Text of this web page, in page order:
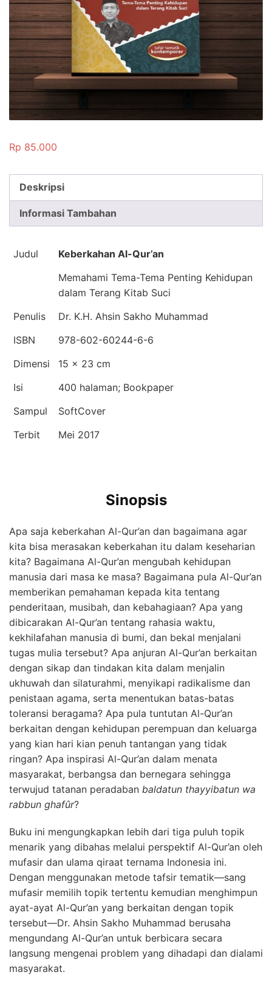
Rp 85.000
Deskripsi
Informasi Tambahan
Judul
Keberkahan Al-Qur’an
Memahami Tema-Tema Penting Kehidupan
dalam Terang Kitab Suci
Penulis
Dr. K.H. Ahsin Sakho Muhammad
ISBN
978-602-60244-6-6
Dimensi
15 × 23 cm
Isi
400 halaman; Bookpaper
Sampul
SoftCover
Terbit
Mei 2017
Sinopsis
Apa saja keberkahan Al-Qur’an dan bagaimana agar
kita bisa merasakan keberkahan itu dalam keseharian
kita? Bagaimana Al-Qur’an mengubah kehidupan
manusia dari masa ke masa? Bagaimana pula Al-Qur’an
memberikan pemahaman kepada kita tentang
penderitaan, musibah, dan kebahagiaan? Apa yang
dibicarakan Al-Qur’an tentang rahasia waktu,
kekhilafahan manusia di bumi, dan bekal menjalani
tugas mulia tersebut? Apa anjuran Al-Qur’an berkaitan
dengan sikap dan tindakan kita dalam menjalin
ukhuwah dan silaturahmi, menyikapi radikalisme dan
penistaan agama, serta menentukan batas-batas
toleransi beragama? Apa pula tuntutan Al-Qur’an
berkaitan dengan kehidupan perempuan dan keluarga
yang kian hari kian penuh tantangan yang tidak
ringan? Apa inspirasi Al-Qur’an dalam menata
masyarakat, berbangsa dan bernegara sehingga
terwujud tatanan peradaban baldatun thayyibatun wa
rabbun ghafûr?
Buku ini mengungkapkan lebih dari tiga puluh topik
menarik yang dibahas melalui perspektif Al-Qur’an oleh
mufasir dan ulama qiraat ternama Indonesia ini.
Dengan menggunakan metode tafsir tematik—sang
mufasir memilih topik tertentu kemudian menghimpun
ayat-ayat Al-Qur’an yang berkaitan dengan topik
tersebut—Dr. Ahsin Sakho Muhammad berusaha
mengundang Al-Qur’an untuk berbicara secara
langsung mengenai problem yang dihadapi dan dialami
masyarakat.